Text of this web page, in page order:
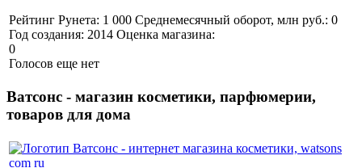
Рейтинг Рунета: 1 000 Среднемесячный оборот, млн руб.: 0
Год создания: 2014 Оценка магазина:
0
Голосов еще нет
Ватсонс - магазин косметики, парфюмерии,
товаров для дома